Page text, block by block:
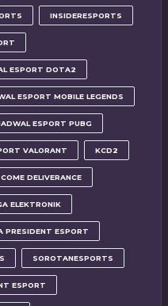
INSIDERESPORTS
ESPORT DOTA2
ESPORT MOBILE LEGENDS
ESPORT PUBG
VALORANT KCD2
DELIVERANCE
ELEKTRONIK
PRESIDENT ESPORT
SOROTANESPORTS
ESPORT